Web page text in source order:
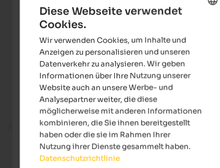
An der Skipiste
GERMAN
Diese Webseite verwendet
Cookies.
Wir verwenden Cookies, um Inhalte und
Anzeigen zu personalisieren und unseren
Datenverkehr zu analysieren. Wir geben
Informationen über Ihre Nutzung unserer
Website auch an unsere Werbe- und
Analysepartner weiter, die diese
möglicherweise mit anderen Informationen
kombinieren, die Sie ihnen bereitgestellt
haben oder die sie im Rahmen Ihrer
Nutzung ihrer Dienste gesammelt haben.
Datenschutzrichtlinie